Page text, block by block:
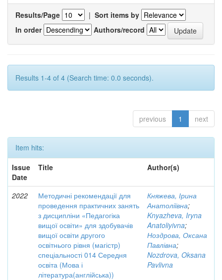
Results/Page | Sort items by
In order
Authors/record
Results 1-4 of 4 (Search time: 0.0 seconds).
previous 1 next
Item hits:
Issue
Date
Title Author(s)
2022
Методичні рекомендації для
проведення практичних занять
з дисципліни «Педагогіка
вищої освіти» для здобувачів
вищої освіти другого
освітнього рівня (магістр)
спеціальності 014 Середня
освіта (Мова і
література(англійська))
Княжева, Ірина
Анатоліївна;
Knyazheva, Iryna
Anatoliyivna;
Ноздрова, Оксана
Павлівна;
Nozdrova, Oksana
Pavlivna